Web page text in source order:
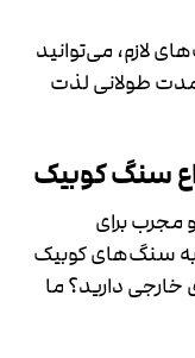
لازم، می‌توانید
مدت طولانی لذت
سنگ کوبیک
مجرب برای
به سنگ‌های کوبیک
دارید؟ ما